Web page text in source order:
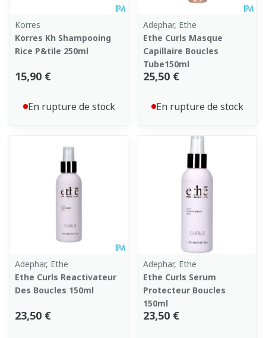
Korres
Korres Kh Shampooing
Rice P&tile 250ml
15,90 €
En rupture de stock
Adephar, Ethe
Ethe Curls Masque
Capillaire Boucles
Tube150ml
25,50 €
En rupture de stock
Adephar, Ethe
Ethe Curls Reactivateur
Des Boucles 150ml
23,50 €
Adephar, Ethe
Ethe Curls Serum
Protecteur Boucles
150ml
23,50 €